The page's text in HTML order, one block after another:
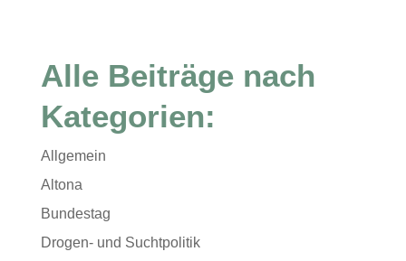
Alle Beiträge nach
Kategorien:
Allgemein
Altona
Bundestag
Drogen- und Suchtpolitik